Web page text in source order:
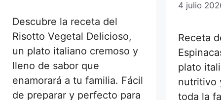
Descubre la receta del
Risotto Vegetal Delicioso,
un plato italiano cremoso y
lleno de sabor que
enamorará a tu familia. Fácil
de preparar y perfecto para
4 julio
Receta
plato
nutritivo
toda la